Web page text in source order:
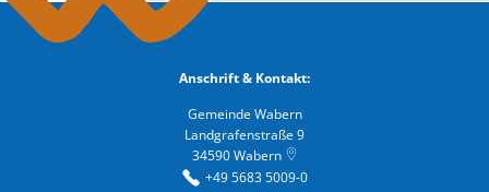
Anschrift & Kontakt:
Gemeinde Wabern
Landgrafenstraße 9
34590 Wabern
+49 5683 5009-0